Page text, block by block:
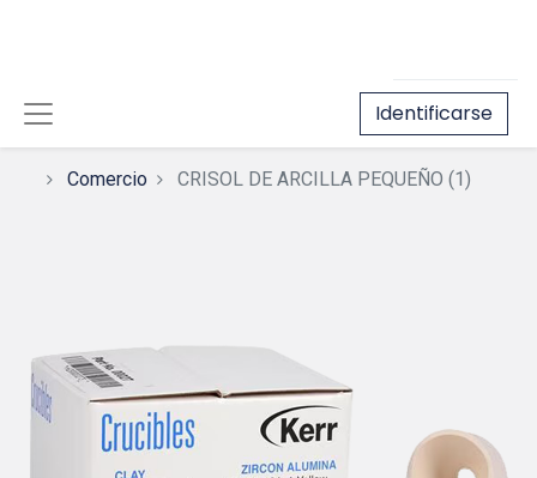
Identificarse
Comercio CRISOL DE ARCILLA PEQUEÑO (1)